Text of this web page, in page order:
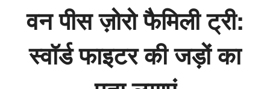
वन पीस ज़ोरो फैमिली ट्री:
स्वॉर्ड फाइटर की जड़ों का